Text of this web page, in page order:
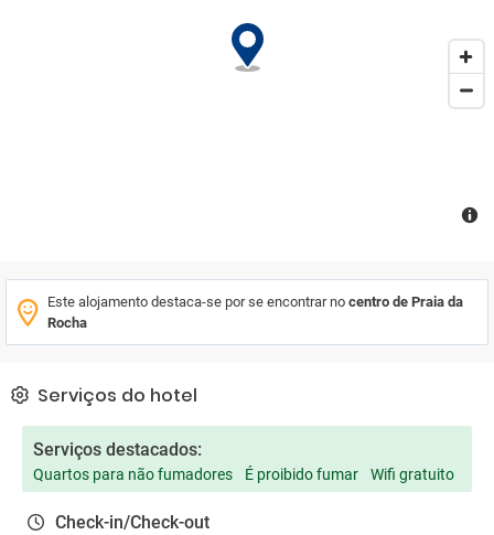
Este alojamento destaca-se por se encontrar no centro de Praia da
Rocha
Serviços do hotel
Serviços destacados:
Quartos para não fumadores É proibido fumar Wifi gratuito
Check-in/Check-out